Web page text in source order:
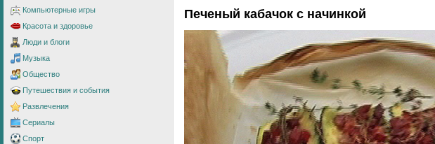
Компьютерные игры
Красота и здоровье
Люди и блоги
Музыка
Общество
Путешествия и события
Развлечения
Сериалы
Спорт
Печеный кабачок с начинкой